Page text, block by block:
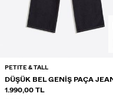
PETITE & TALL
DÜŞÜK BEL GENIŞ PAÇA
1.990,00 TL